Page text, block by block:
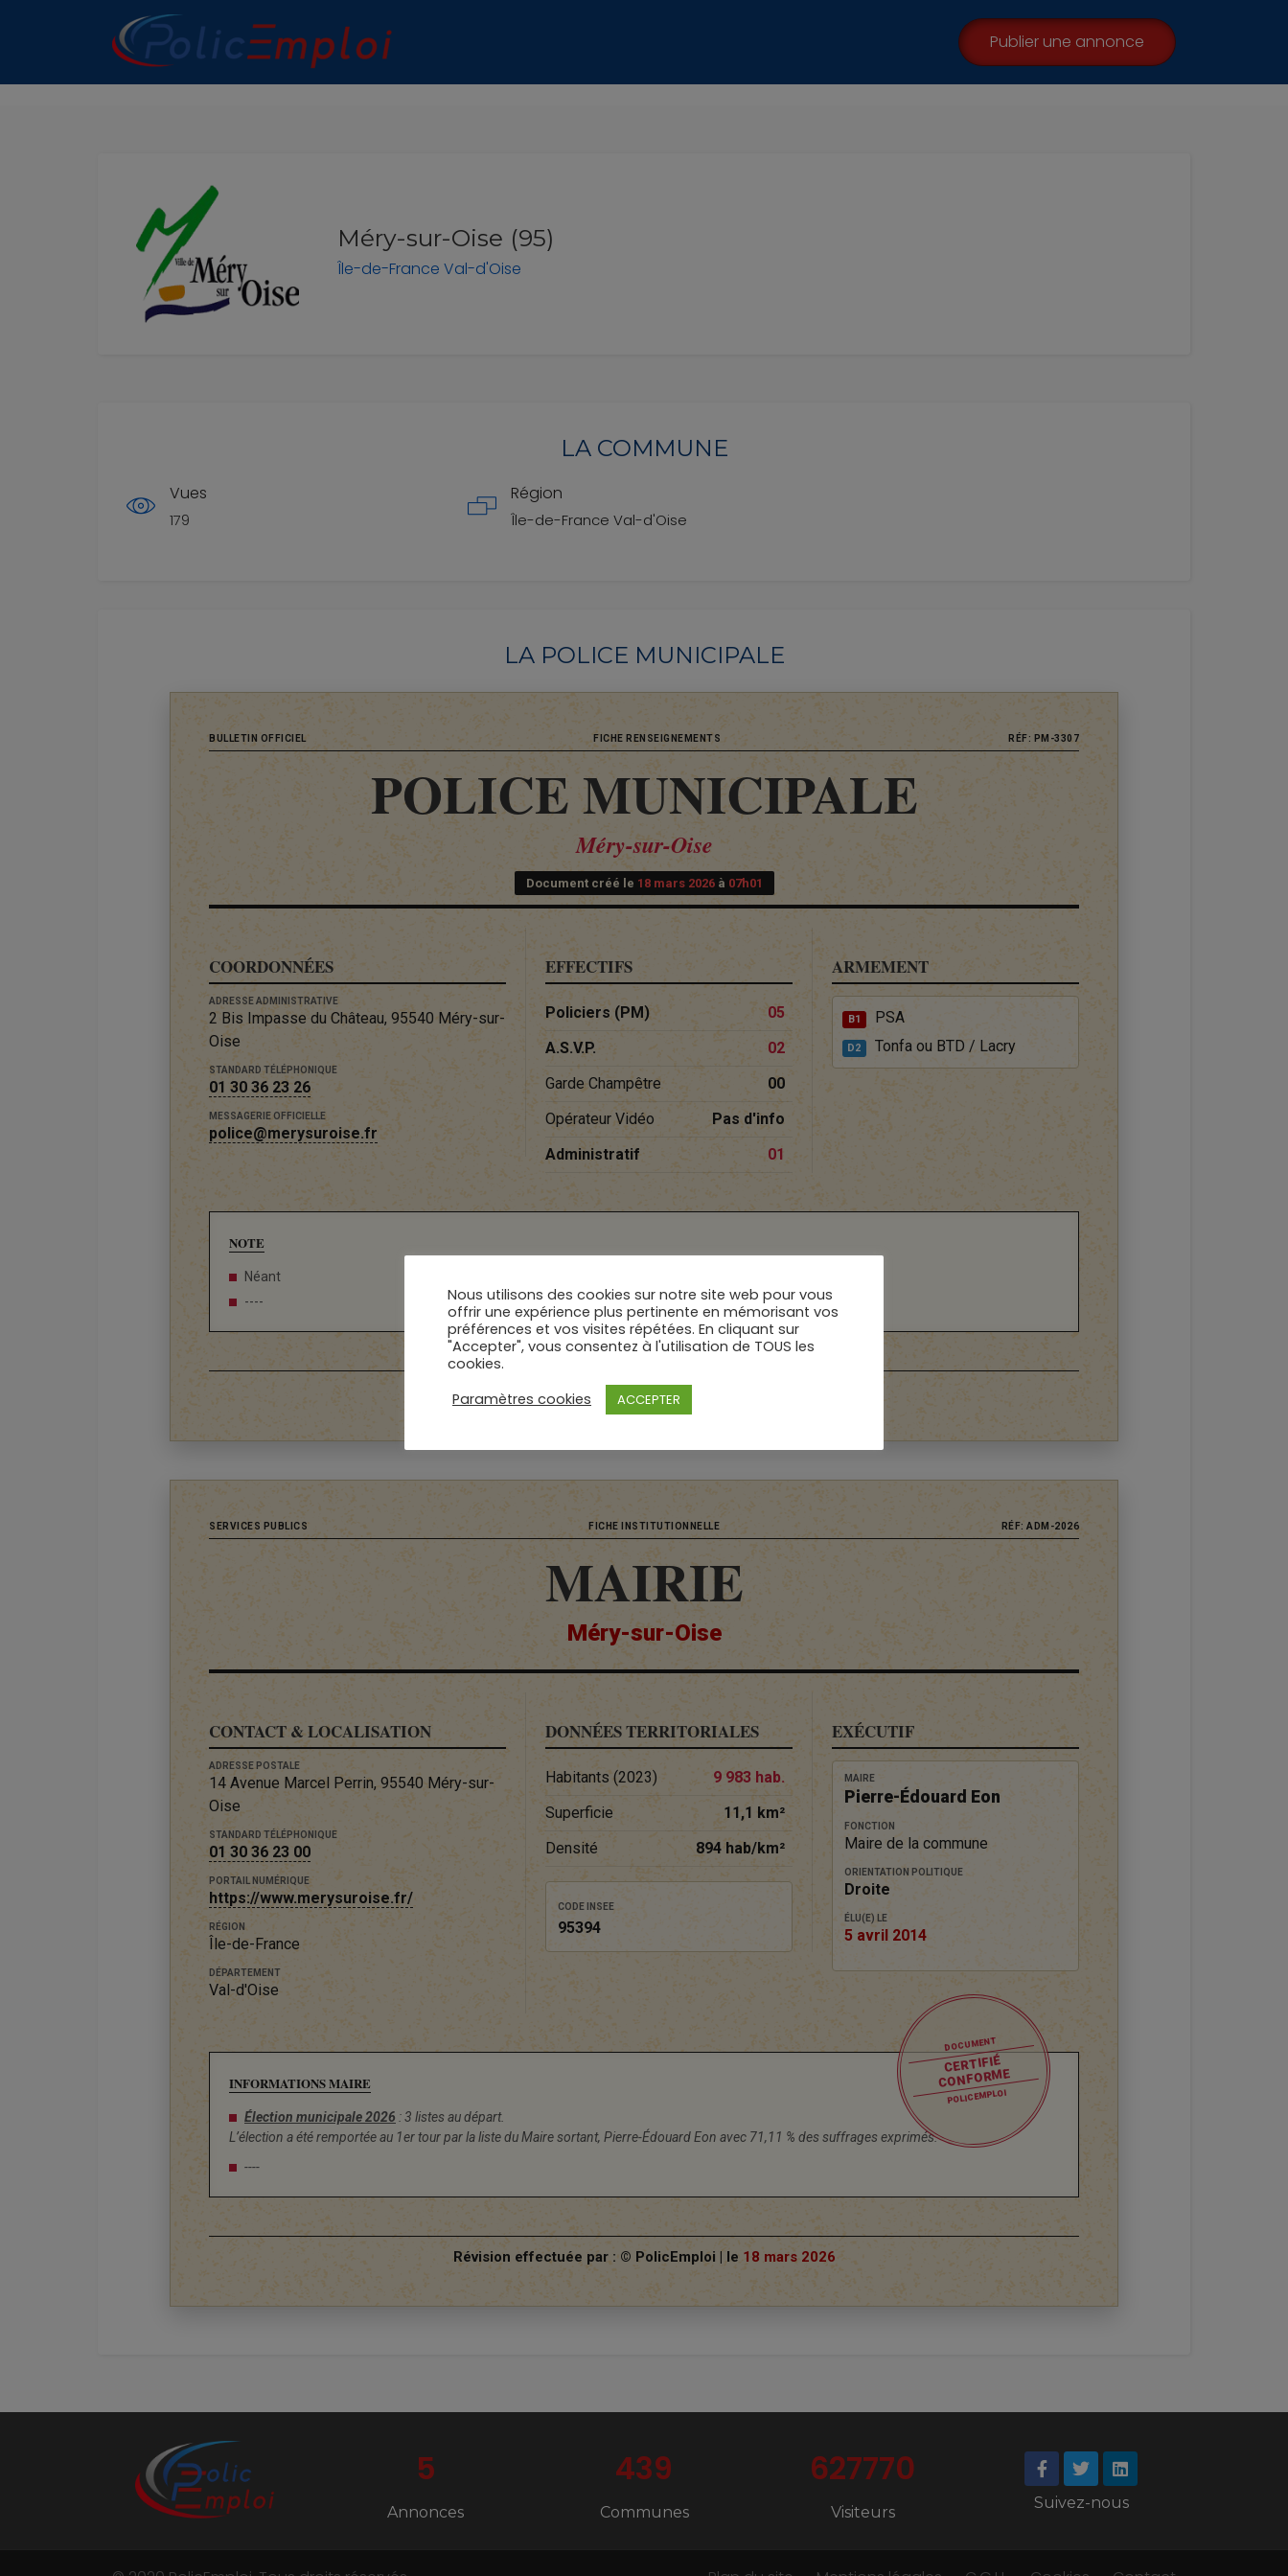
Publier une annonce
Méry-sur-Oise (95)
Île-de-France Val-d'Oise
LA COMMUNE
Vues
179
Région
Île-de-France Val-d'Oise
LA POLICE MUNICIPALE
BULLETIN OFFICIEL FICHE RENSEIGNEMENTS RÉF: PM-3307
POLICE MUNICIPALE
Méry-sur-Oise
Document créé le 18 mars 2026à 07h01
COORDONNÉES
ADRESSE ADMINISTRATIVE
2 Bis Impasse du Château, 95540 Méry-sur-
Oise
STANDARD TÉLÉPHONIQUE
01 30 36 23 26
MESSAGERIE OFFICIELLE
police@merysuroise.fr
EFFECTIFS
Policiers (PM)
05
A.S.V.P.
02
Garde Champêtre
00
Opérateur Vidéo
Pas d'info
Administratif
01
ARMEMENT
B1 PSA
D2 Tonfa ou BTD / Lacry
NOTE
Néant
----
Révision effectuée par : © PolicEmploi | le
SERVICES PUBLICS FICHE INSTITUTIONNELLE RÉF: ADM-2026
MAIRIE
Méry-sur-Oise
CONTACT & LOCALISATION
ADRESSE POSTALE
14 Avenue Marcel Perrin, 95540 Méry-sur-
Oise
STANDARD TÉLÉPHONIQUE
01 30 36 23 00
PORTAIL NUMÉRIQUE
https://www.merysuroise.fr/
RÉGION
Île-de-France
DÉPARTEMENT
Val-d'Oise
DONNÉES TERRITORIALES
Habitants (2023)
9 983 hab.
Superficie
11,1 km²
Densité
894 hab/km²
CODE INSEE
95394
EXÉCUTIF
MAIRE
Pierre-Édouard Eon
FONCTION
Maire de la commune
ORIENTATION POLITIQUE
Droite
ÉLU(E) LE
5 avril 2014
INFORMATIONS MAIRE
Élection municipale 2026 : 3 listes au départ.
L’élection a été remportée au 1er tour par la liste du Maire sortant, Pierre-Édouard Eon avec 71,11 % des suffrages exprimés.
----
DOCUMENT
CERTIFIÉ
CONFORME
POLICEMPLOI
Révision effectuée par : © PolicEmploi | le 18 mars 2026
5
Annonces
439
Communes
627770
Visiteurs
Suivez-nous
Nous utilisons des cookies sur notre site web pour vous
offrir une expérience plus pertinente en mémorisant vos
préférences et vos visites répétées. En cliquant sur
"Accepter", vous consentez à l'utilisation de TOUS les
cookies.
Paramètres cookies
ACCEPTER